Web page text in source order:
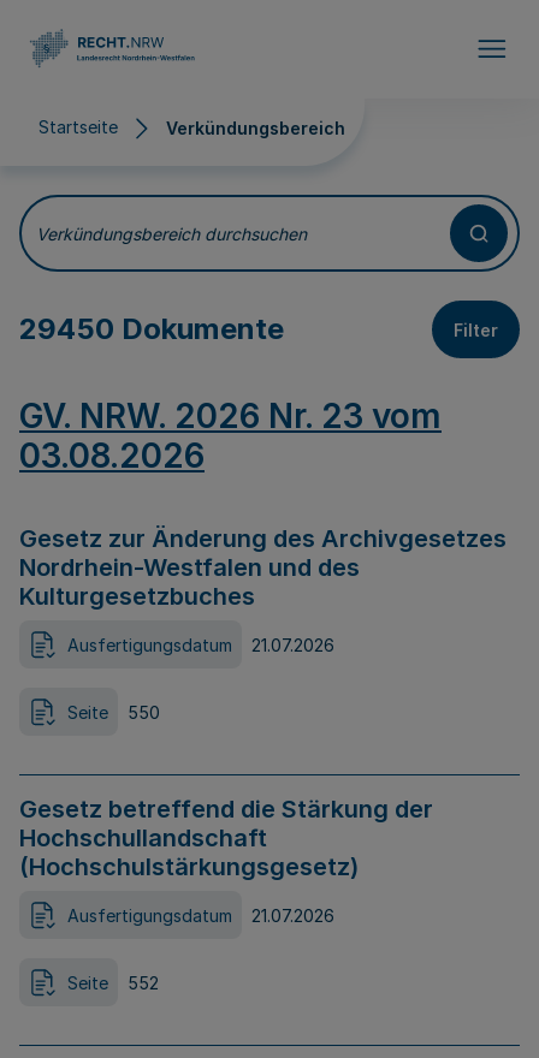
Startseite Verkündungsbereich
Verkündungsbereich
Verkündungsbereich durchsuchen
29450 Dokumente Filter
GV. NRW. 2026 Nr. 23 vom
03.08.2026
Gesetz zur Änderung des Archivgesetzes
Nordrhein-Westfalen und des
Kulturgesetzbuches
Ausfertigungsdatum 21.07.2026
Seite 550
Gesetz betreffend die Stärkung der
Hochschullandschaft
(Hochschulstärkungsgesetz)
Ausfertigungsdatum 21.07.2026
Seite 552